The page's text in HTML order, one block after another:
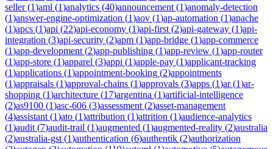
seller(1)aml (1)analytics (40)announcement (1)anomaly-detection
(1)answer-engine-optimization (1)aov (1)ap-automation (1)apache
(1)apcs (1)api (22)api-economy (1)api-first (2)api-gateway (1)api-
integration (3)api-security (2)apm (1)app-bridge (1)app-commerce
(1)app-development (2)app-publishing (1)app-review (1)app-router
(1)app-store (1)apparel (3)appi (1)apple-pay (1)applicant-tracking
(1)applications (1)appointment-booking (2)appointments
(1)appraisals (1)approval-chains (1)approvals (3)apps (1)ar(1)ar-
shopping (1)architecture (17)argentina (1)artificial-intelligence
(2)as9100 (1)asc-606 (3)assessment (2)asset-management
(4)assistant (1)ato (1)attribution (1)attrition (1)audience-analytics
(1)audit (7)audit-trail (1)augmented (1)augmented-reality (2)australia
(2)australia-gst (1)authentication (6)authentik (2)authorization